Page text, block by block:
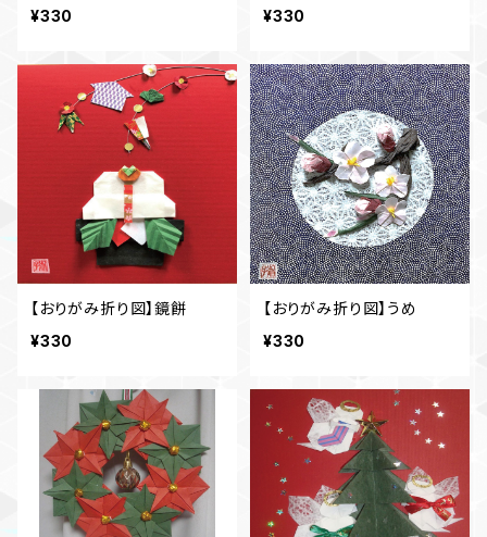
¥330
¥330
【おりがみ折り図】鏡餅
¥330
【おりがみ折り図】うめ
¥330